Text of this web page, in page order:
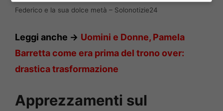
Federico e la sua dolce metà – Solonotizie24
Leggi anche -> Uomini e Donne, Pamela
Barretta come era prima del trono over:
drastica trasformazione
Apprezzamenti sul